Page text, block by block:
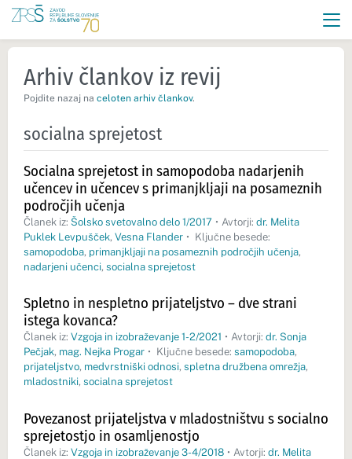
Arhiv člankov iz revij
Pojdite nazaj na celoten arhiv člankov.
socialna sprejetost
Socialna sprejetost in samopodoba nadarjenih
učencev in učencev s primanjkljaji na posameznih
področjih učenja
Članek iz: Šolsko svetovalno delo 1/2017 • Avtorji: dr. Melita
Puklek Levpušček, Vesna Flander • Ključne besede:
samopodoba, primanjkljaji na posameznih področjih učenja,
nadarjeni učenci, socialna sprejetost
Spletno in nespletno prijateljstvo – dve strani
istega kovanca?
Članek iz: Vzgoja in izobraževanje 1-2/2021 • Avtorji: dr. Sonja
Pečjak, mag. Nejka Progar • Ključne besede: samopodoba,
prijateljstvo, medvrstniški odnosi, spletna družbena omrežja,
mladostniki, socialna sprejetost
Povezanost prijateljstva v mladostništvu s socialno
sprejetostjo in osamljenostjo
Članek iz: Vzgoja in izobraževanje 3-4/2018 • Avtorji: dr. Melita